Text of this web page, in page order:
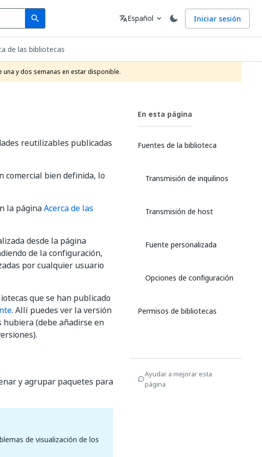
search
Search Idioma
translateEspañol expand_more Iniciar sesión
de las bibliotecas
y dos semanas en estar disponible.
reutilizables publicadas
comercial bien definida, lo
la páginaAcerca de las
desde la página
de la configuración,
por cualquier usuario
que se han publicado
. Allí puedes ver la versión
hubiera (debe añadirse en
y agrupar paquetes para
de visualización de los
En esta página
Fuentes de la biblioteca
Transmisión de inquilinos
Transmisión de host
Fuente personalizada
Opciones de configuración
Permisos de bibliotecas
Ayudar a mejorar esta
página